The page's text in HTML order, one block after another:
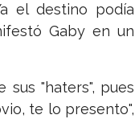
el destino podía
Gaby en un
"haters", pues
te lo presento",